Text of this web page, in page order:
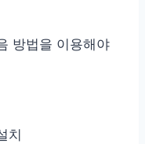
방법을 이용해야
치